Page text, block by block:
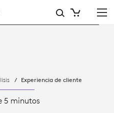
Experiencia de cliente
5 minutos